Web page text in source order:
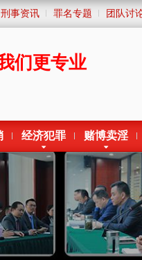
刑事资讯 罪名专题 团队讨
们更专业
经济犯罪 赌博卖淫